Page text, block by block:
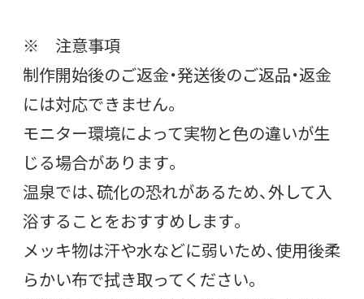
※ 注意事項
制作開始後のご返金・発送後のご返品・返金
には対応できません。
モニター環境によって実物と色の違いが生
じる場合があります。
温泉では、硫化の恐れがあるため、外して入
浴することをおすすめします。
メッキ物は汗や水などに弱いため、使用後柔
らかい布で拭き取ってください。